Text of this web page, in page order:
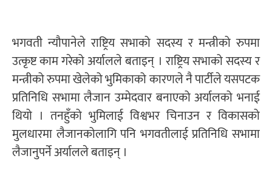
भगवती न्यौपानेले राष्ट्रिय सभाको सदस्य र मन्त्रीको रुपमा
उत्कृष्ट काम गरेको अर्यालले बताइन् । राष्ट्रिय सभाको सदस्य र
मन्त्रीको रुपमा खेलेको भुमिकाको कारणले नै पार्टीले यसपटक
प्रतिनिधि सभामा लैजान उम्मेदवार बनाएको अर्यालको भनाई
थियो । तनहुँको भुमिलाई विश्वभर चिनाउन र विकासको
मुलधारमा लैजानकोलागि पनि भगवतीलाई प्रतिनिधि सभामा
लैजानुपर्ने अर्यालले बताइन् ।